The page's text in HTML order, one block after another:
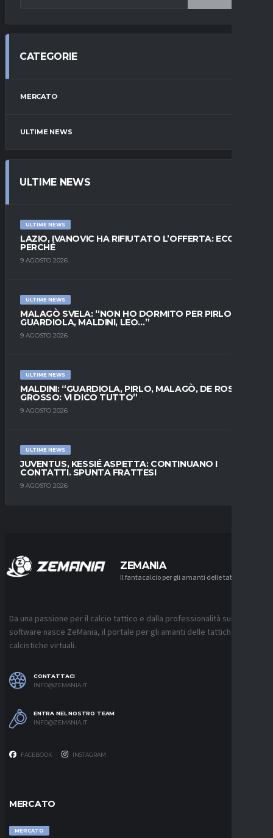
CATEGORIE
MERCATO
ULTIME NEWS
ULTIME NEWS
ULTIME NEWS
LAZIO, IVANOVIC HA RIFIUTATO L’OFFERTA: ECCO
PERCHÉ
9 AGOSTO 2026
ULTIME NEWS
MALAGÒ SVELA: “NON HO DORMITO PER PIRLO.
GUARDIOLA, MALDINI, LEO…”
9 AGOSTO 2026
ULTIME NEWS
MALDINI: “GUARDIOLA, PIRLO, MALAGÒ, DE ROSSI E
GROSSO: VI DICO TUTTO”
9 AGOSTO 2026
ULTIME NEWS
JUVENTUS, KESSIÉ ASPETTA: CONTINUANO I
CONTATTI. SPUNTA FRATTESI
9 AGOSTO 2026
ZEMANIA
Il fantacalcio per gli amanti delle tattiche
Da una passione per il calcio tattico e dalla professionalità sui
software nasce ZeMania, il portale per gli amanti delle tattiche
calcistiche virtuali.
CONTATTACI
INFO@ZEMANIA.IT
ENTRA NEL NOSTRO TEAM
INFO@ZEMANIA.IT
FACEBOOK INSTAGRAM
MERCATO
MERCATO